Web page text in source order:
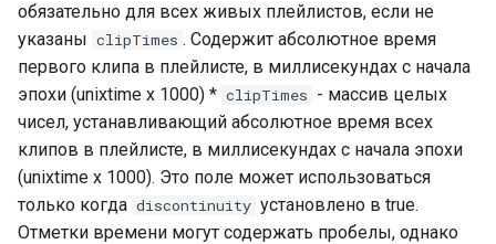
обязательно для всех живых плейлистов, если не
указаны clipTimes . Содержит абсолютное время
первого клипа в плейлисте, в миллисекундах с начала
эпохи (unixtime x 1000) * clipTimes - массив целых
чисел, устанавливающий абсолютное время всех
клипов в плейлисте, в миллисекундах с начала эпохи
(unixtime x 1000). Это поле может использоваться
только когда discontinuity установлено в true.
Отметки времени могут содержать пробелы, однако